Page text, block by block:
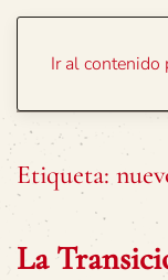
Ir al contenido
Etiqueta:
La